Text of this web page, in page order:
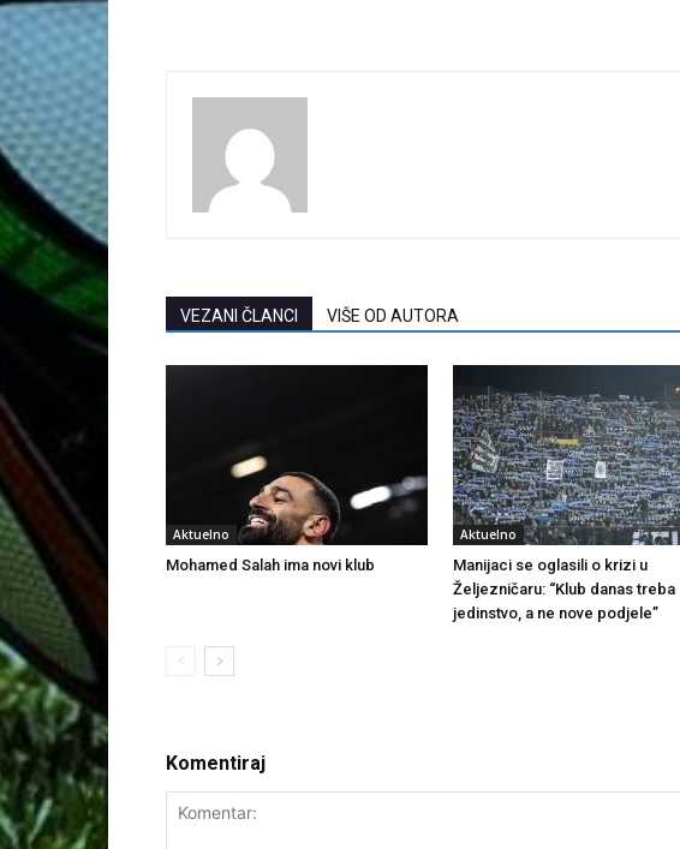
VEZANI ČLANCI VIŠE OD AUTORA
Aktuelno
Mohamed Salah ima novi klub
Aktuelno
Manijaci se oglasili o krizi u
Željezničaru: “Klub danas treba
jedinstvo, a ne nove podjele”
Komentiraj